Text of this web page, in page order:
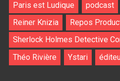
Paris est Ludique
podcast
Reiner Knizia
Repos
Sherlock Holmes Detective
Théo Rivière
Ystari